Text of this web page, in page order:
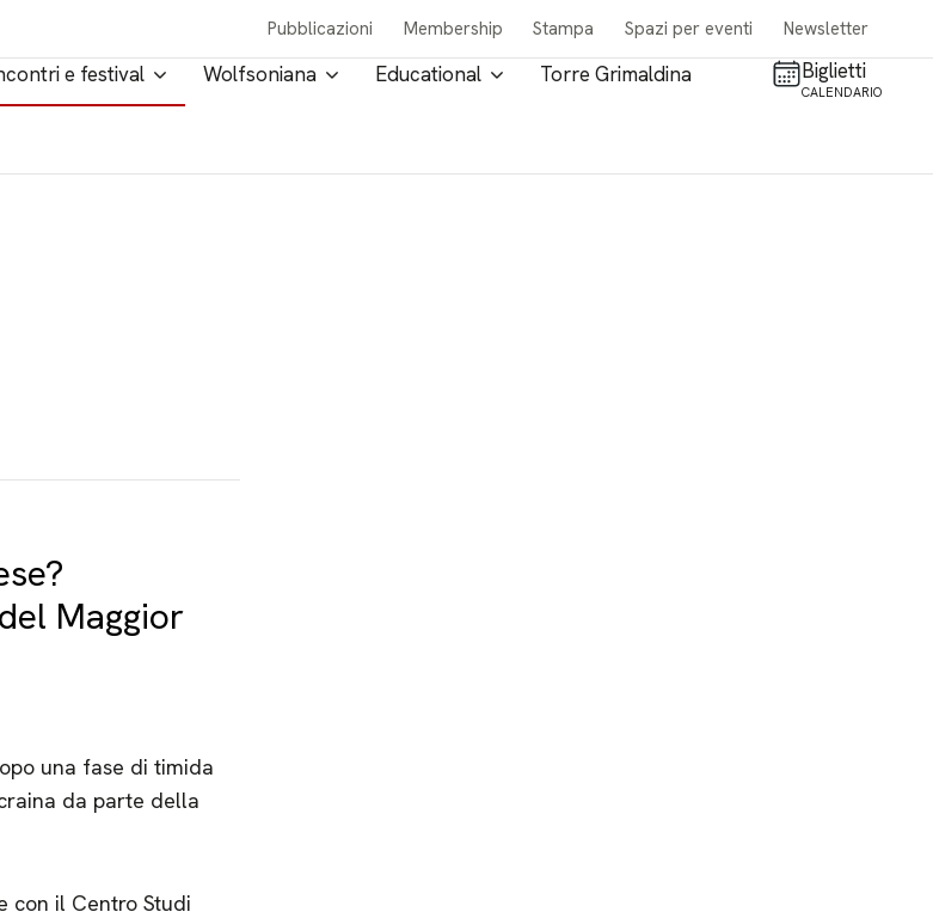
Pubblicazioni Membership Stampa Spazi per eventi Newsletter
e festival Wolfsoniana Educational Torre Grimaldina Biglietti
CALENDARIO
Maggior
una fase di timida
da parte della
con il Centro Studi